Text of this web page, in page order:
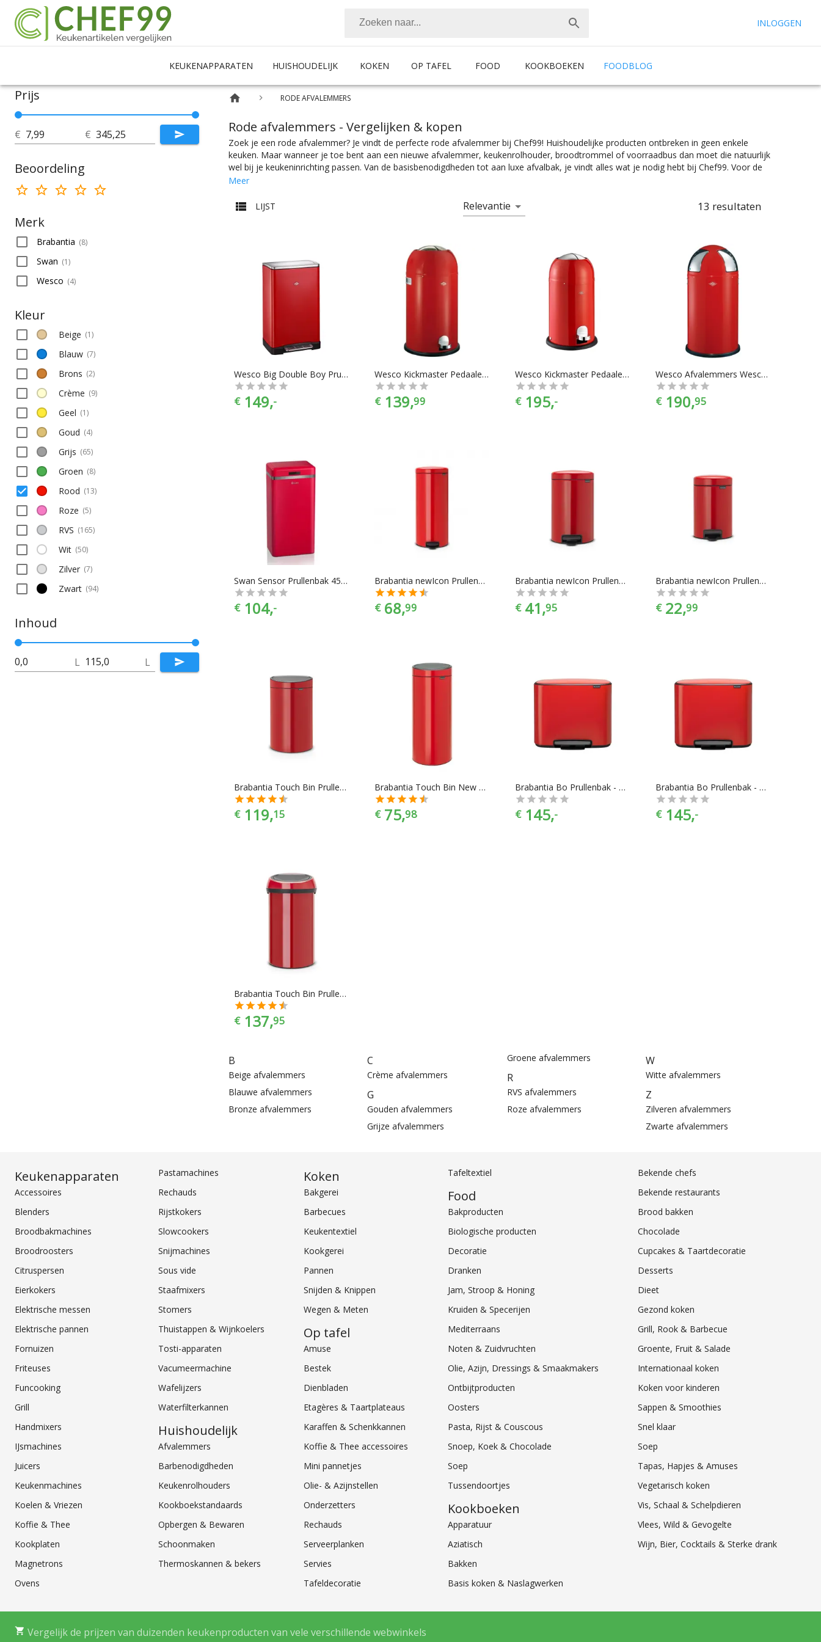
INLOGGEN
KEUKENAPPARATEN HUISHOUDELIJK KOKEN OP TAFEL FOOD KOOKBOEKEN FOODBLOG
Prijs
€ €
Beoordeling
Merk
Brabantia (8)
Swan (1)
Wesco (4)
Kleur
Beige (1)
Blauw (7)
Brons (2)
Crème (9)
Geel (1)
Goud (4)
Grijs (65)
Groen (8)
Rood (13)
Roze (5)
RVS (165)
Wit (50)
Zilver (7)
Zwart (94)
Inhoud
L L
RODE AFVALEMMERS
Rode afvalemmers - Vergelijken & kopen
Zoek je een rode afvalemmer? Je vindt de perfecte rode afvalemmer bij Chef99! Huishoudelijke producten ontbreken in geen enkele
keuken. Maar wanneer je toe bent aan een nieuwe afvalemmer, keukenrolhouder, broodtrommel of voorraadbus dan moet die natuurlijk
wel bij je keukeninrichting passen. Van de basisbenodigdheden tot aan luxe afvalbak, je vindt alles wat je nodig hebt bij Chef99. Voor de
perfecte keukeninrichting, heb je ook heb je ook het perfecte rode afvalemmer nodig. De mooiste rode afvalbakken vind je bij Chef99.
afvalscheidingsprullenbak nodig hebt, of een inbouwprullenbak, touch prullenbak of een swing prullenbak, je vindt makkelijk wat je nodig
hebt bij Chef99. Afvalemmers zijn er te vinden in alle prijscategorieën, voor ieder is er wel wat wils. En met ook nog eens de juiste
Meer
LIJST Relevantie 13 resultaten
Wesco Big Double Boy Prullenbak - 2x18 l - Rood
€ 149,-
Wesco Kickmaster Pedaalemmer - 33 l - Rood
€ 139,99
Wesco Kickmaster Pedaalemmer - 33 l - Rood
€ 195,-
Wesco Afvalemmers Wesco Push Two Rood, 50 ltr (2x25 ltr)
€ 190,95
Swan Sensor Prullenbak 45 L Rood
€ 104,-
Brabantia newIcon Prullenbak - 30 l - Passion Red
€ 68,99
Brabantia newIcon Prullenbak - 12 l - Passion Red
€ 41,95
Brabantia newIcon Prullenbak - 3 l - Passion Red
€ 22,99
Brabantia Touch Bin Prullenbak - 40 l - Passion Red
€ 119,15
Brabantia Touch Bin New Prullenbak - 30 l - Passion Red
€ 75,98
Brabantia Bo Prullenbak - 3 x 11 l - Passion Red
€ 145,-
Brabantia Bo Prullenbak - 36 l - Passion Red
€ 145,-
Brabantia Touch Bin Prullenbak - 60 l - Passion Red
€ 137,95
B
Beige afvalemmers
Blauwe afvalemmers
Bronze afvalemmers
C
Crème afvalemmers
G
Gouden afvalemmers
Grijze afvalemmers
Groene afvalemmers
R
RVS afvalemmers
Roze afvalemmers
W
Witte afvalemmers
Z
Zilveren afvalemmers
Zwarte afvalemmers
Keukenapparaten
Accessoires
Blenders
Broodbakmachines
Broodroosters
Citruspersen
Eierkokers
Elektrische messen
Elektrische pannen
Fornuizen
Friteuses
Funcooking
Grill
Handmixers
IJsmachines
Juicers
Keukenmachines
Koelen & Vriezen
Koffie & Thee
Kookplaten
Magnetrons
Ovens
Pastamachines
Rechauds
Rijstkokers
Slowcookers
Snijmachines
Sous vide
Staafmixers
Stomers
Thuistappen & Wijnkoelers
Tosti-apparaten
Vacumeermachine
Wafelijzers
Waterfilterkannen
Huishoudelijk
Afvalemmers
Barbenodigdheden
Keukenrolhouders
Kookboekstandaards
Opbergen & Bewaren
Schoonmaken
Thermoskannen & bekers
Koken
Bakgerei
Barbecues
Keukentextiel
Kookgerei
Pannen
Snijden & Knippen
Wegen & Meten
Op tafel
Amuse
Bestek
Dienbladen
Etagères & Taartplateaus
Karaffen & Schenkkannen
Koffie & Thee accessoires
Mini pannetjes
Olie- & Azijnstellen
Onderzetters
Rechauds
Serveerplanken
Servies
Tafeldecoratie
Tafeltextiel
Food
Bakproducten
Biologische producten
Decoratie
Dranken
Jam, Stroop & Honing
Kruiden & Specerijen
Mediterraans
Noten & Zuidvruchten
Olie, Azijn, Dressings & Smaakmakers
Ontbijtproducten
Oosters
Pasta, Rijst & Couscous
Snoep, Koek & Chocolade
Soep
Tussendoortjes
Kookboeken
Apparatuur
Aziatisch
Bakken
Basis koken & Naslagwerken
Bekende chefs
Bekende restaurants
Brood bakken
Chocolade
Cupcakes & Taartdecoratie
Desserts
Dieet
Gezond koken
Grill, Rook & Barbecue
Groente, Fruit & Salade
Internationaal koken
Koken voor kinderen
Sappen & Smoothies
Snel klaar
Soep
Tapas, Hapjes & Amuses
Vegetarisch koken
Vis, Schaal & Schelpdieren
Vlees, Wild & Gevogelte
Wijn, Bier, Cocktails & Sterke drank
Vergelijk de prijzen van duizenden keukenproducten van vele verschillende webwinkels